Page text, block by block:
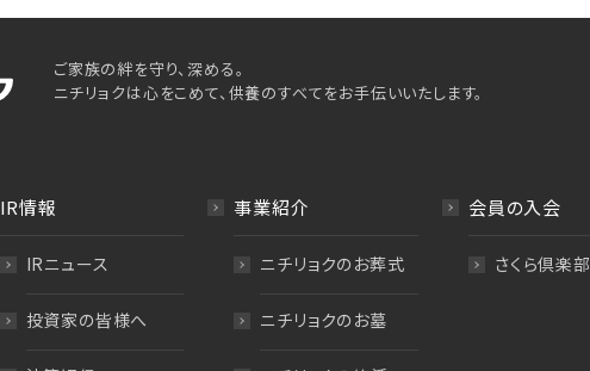
ご家族の絆を守り、深める。
ニチリョクは心をこめて、供養のすべてをお手伝いいたします。
IR情報
IRニュース
投資家の皆様へ
事業紹介
ニチリョクのお葬式
ニチリョクのお墓
会員の入会
さくら倶楽部